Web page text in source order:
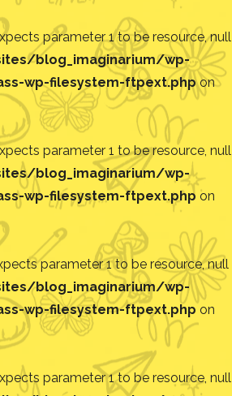
parameter 1 to be resource, null
blog_imaginarium/wp-
wp-filesystem-ftpext.phpon
parameter 1 to be resource, null
blog_imaginarium/wp-
wp-filesystem-ftpext.php on
parameter 1 to be resource, null
blog_imaginarium/wp-
wp-filesystem-ftpext.php on
parameter 1 to be resource, null